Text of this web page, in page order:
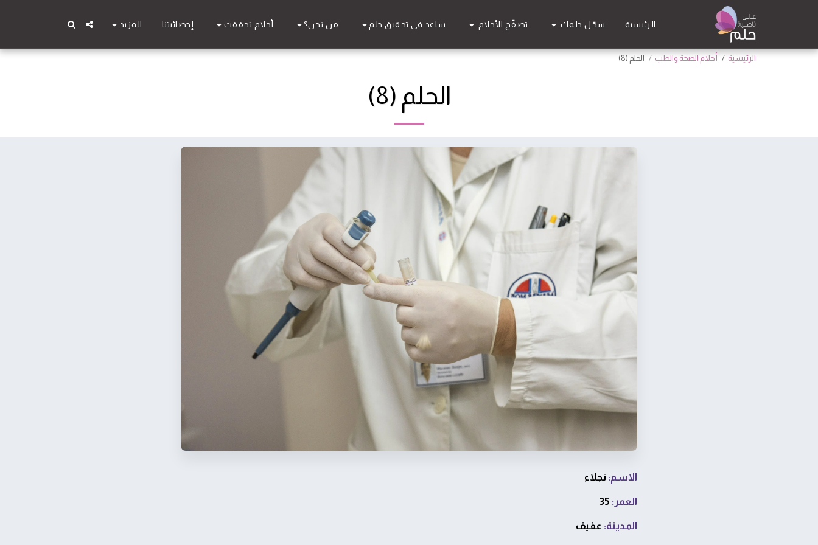
الرئيسية سجّل حلمك تصفّح الأحلام ساعد في تحقيق حلم من نحن؟ أحلام تحققت إحصائيتنا المزيد
الرئيسية أحلام الصحة والطب الحلم (8)
الحلم (8)
الاسم: نجلاء
العمر:
المدينة: عفيف